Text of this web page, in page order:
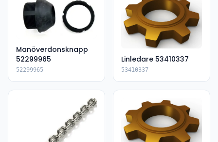
Manöverdonsknapp
52299965
52299965
Linledare 53410337
53410337